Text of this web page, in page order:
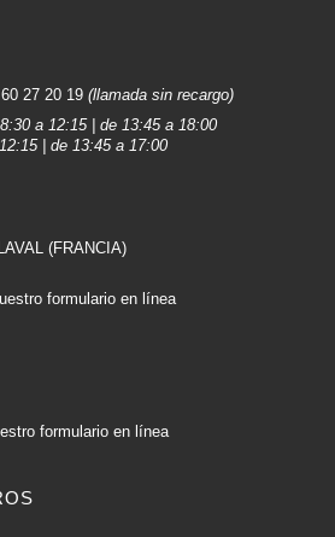
aplique una capa fina y uniforme sobre
de secado recomendado por el fabricante.
distancia de entre 20 y 30 centímetros de la
fuera de la superficie y trabaja sobre ella a
27 20 19 (llamada sin recargo)
a 12:15 | de 13:45 a 18:00
| de 13:45 a 17:00
(FRANCIA)
formulario en línea
formulario en línea